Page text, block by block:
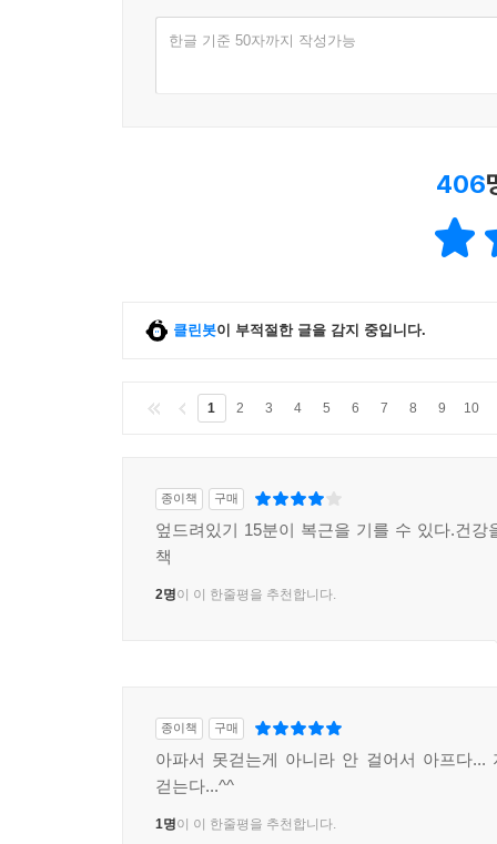
한글 기준 50자까지 작성가능
406
클린봇이 부적절한 글을 감지 중입니다.
1 2 3 4 5 6 7 8 9 10
종이책 구매
엎드려있기 15분이 복근을 기를 수 있다.건강
책
2명이 이 한줄평을 추천합니다.
종이책 구매
아파서 못걷는게 아니라 안 걸어서 아프다...
걷는다...^^
1명이 이 한줄평을 추천합니다.